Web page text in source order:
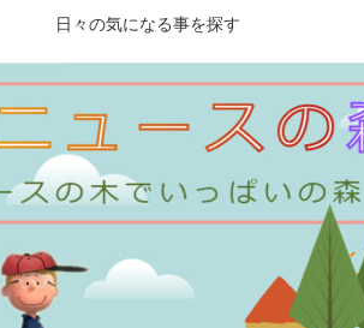
日々の気になる事を探す